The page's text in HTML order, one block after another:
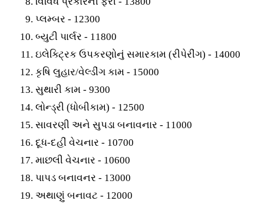
પ્લમ્બર - 12300
બ્યુટી પાર્લર - 11800
ઇલેક્ટ્રિક ઉપકરણોનું સમારકામ (રીપેરીંગ) - 14000
કૃષિ લુહાર/વેલ્ડીંગ કામ - 15000
સુથારી કામ - 9300
લોન્ડ્રી (ધોબીકામ) - 12500
સાવરણી અને સુપડા બનાવનાર - 11000
દૂધ-દહીં વેચનાર - 10700
માછલી વેચનાર - 10600
પાપડ બનાવનર - 13000
અથાણું બનાવટ - 12000